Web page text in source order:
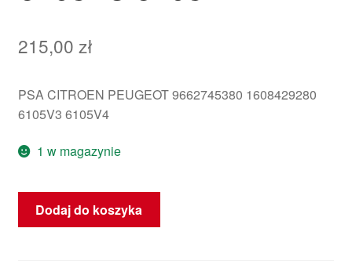
215,00 zł
PSA CITROEN PEUGEOT 9662745380 1608429280
6105V3 6105V4
1 w magazynie
ilość
Tachometr
Dodaj do koszyka